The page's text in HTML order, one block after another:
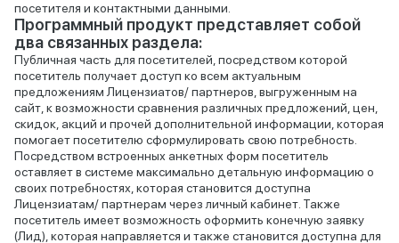
посетителя и контактными данными.
Программный продукт представляет собой
два связанных раздела:
Публичная часть для посетителей, посредством которой
посетитель получает доступ ко всем актуальным
предложениям Лицензиатов/ партнеров, выгруженным на
сайт, к возможности сравнения различных предложений, цен,
скидок, акций и прочей дополнительной информации, которая
помогает посетителю сформулировать свою потребность.
Посредством встроенных анкетных форм посетитель
оставляет в системе максимально детальную информацию о
своих потребностях, которая становится доступна
Лицензиатам/ партнерам через личный кабинет. Также
посетитель имеет возможность оформить конечную заявку
(Лид), которая направляется и также становится доступна для